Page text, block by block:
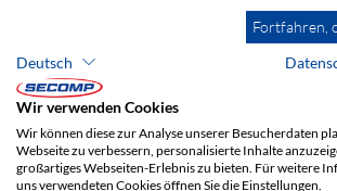
Fortfahren,
Deutsch
Wir verwenden Cookies
Wir können diese zur Analyse unserer Besucherdaten
Webseite zu verbessern, personalisierte Inhalte
großartiges Webseiten-Erlebnis zu bieten. Für weitere
uns verwendeten Cookies öffnen Sie die Einstellungen.